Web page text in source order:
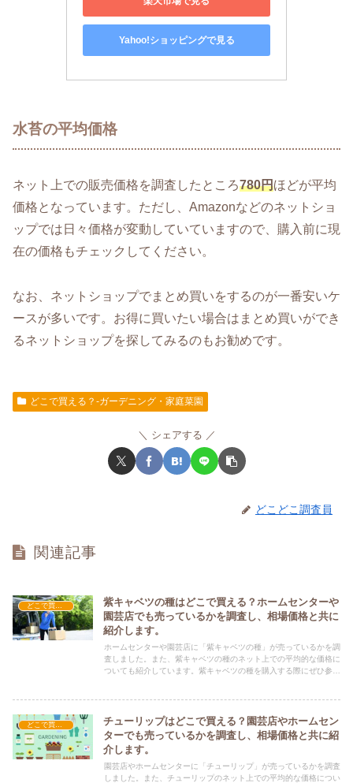
Yahoo!ショッピングで見る
水苔の平均価格
ネット上での販売価格を調査したところ780円ほどが平均
価格となっています。ただし、Amazonなどのネットショ
ップでは日々価格が変動していていますので、購入前に現
在の価格もチェックしてください。
なお、ネットショップでまとめ買いをするのが一番安いケ
ースが多いです。お得に買いたい場合はまとめ買いができ
るネットショップを探してみるのもお勧めです。
どこで買える？-ガーデニング・家庭菜園
シェアする
どこどこ調査員
関連記事
どこで買える？-ガーデニング・家庭菜園
紫キャベツの種はどこで買える？ホームセンターや
園芸店でも売っているかを調査し、相場価格と共に
紹介します。
ホームセンターや園芸店に「紫キャベツの種」が売っているかを調
査しました。また、紫キャベツの種のネット上での平均的な価格に
ついても紹介しています。紫キャベツの種を購入する際にぜひ参考
どこで買える？-ガーデニング・家庭菜園
チューリップはどこで買える？園芸店やホームセン
ターでも売っているかを調査し、相場価格と共に紹
介します。
園芸店やホームセンターに「チューリップ」が売っているかを調査
しました。また、チューリップのネット上での平均的な価格につい